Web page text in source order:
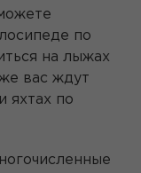
по
на лыжах
вас ждут
яхтах по